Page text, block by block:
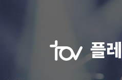
플